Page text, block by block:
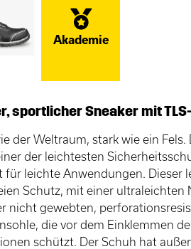
Akademie
sportlicher Sneaker mit
der Weltraum, stark wie ein Fels.
der leichtesten
für leichte Anwendungen. Dieser
Schutz, mit einer ultraleichten
nicht gewebten,
die vor dem Einklemmen
schützt. Der Schuh hat